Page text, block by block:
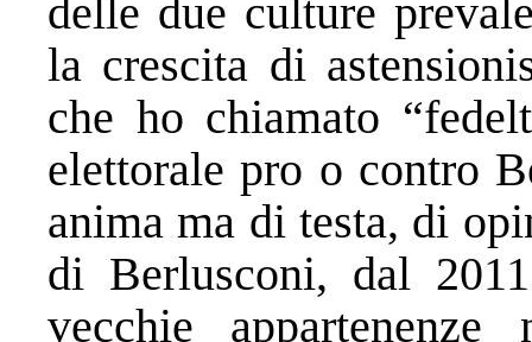
delle due culture
la crescita di
che ho chiamato
elettorale pro o contro
anima ma di testa, di
di Berlusconi, dal
vecchie